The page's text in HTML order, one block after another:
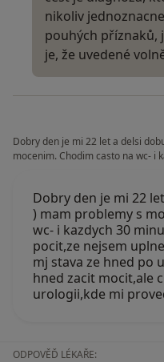
nikoliv
pouhých příznaků,
je, že uvedené
Dobry den je mi 22 let a delsi
mocenim. Chodim casto na wc- i
Dobry den je mi 22
) mam problemy s
wc- i kazdych 30
pocit,ze nejsem
mj stava ze hned po
hned zacit mocit,ale
urologii,kde mi
ODPOVĚĎ LÉKAŘE: